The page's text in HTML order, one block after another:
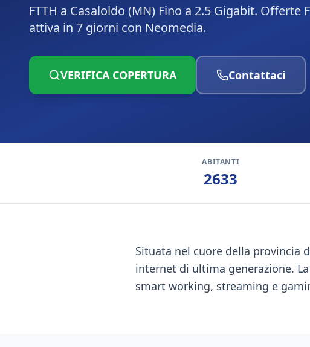
FTTH a Casaloldo (MN) Fino a 2.5 Gigabit.
attiva in 7 giorni con Neomedia.
VERIFICA COPERTURA Contattaci
ABITANTI
2633
Situata nel cuore della provincia
internet di ultima generazione.
smart working, streaming e